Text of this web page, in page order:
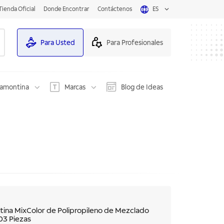
Oficial Donde Encontrar Contáctenos ES
Para Usted Para Profesionales
Marcas Blog de Ideas
MixColor de Polipropileno de Mezclado
Piezas